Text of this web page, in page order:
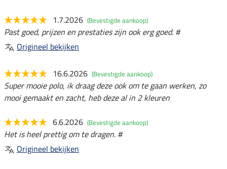
1.7.2026 (Bevestigde aankoop)
Past goed, prijzen en prestaties zijn ook erg goed. #
Origineel bekijken
16.6.2026 (Bevestigde aankoop)
Super mooie polo, ik draag deze ook om te gaan werken, zo
mooi gemaakt en zacht, heb deze al in 2 kleuren
6.6.2026 (Bevestigde aankoop)
Het is heel prettig om te dragen. #
Origineel bekijken